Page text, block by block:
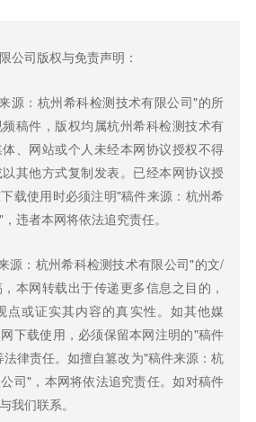
公司版权与免责声明：
源：杭州希科检测技术有限公司"的所
稿件，版权均属杭州希科检测技术有
、网站或个人未经本网协议授权不得
其他方式复制发表。已经本网协议授
载使用时必须注明"稿件来源：杭州希
违者本网将依法追究责任。
源：杭州希科检测技术有限公司"的文/
本网转载出于传递更多信息之目的，
点或证实其内容的真实性。如其他媒
下载使用，必须保留本网注明的"稿件
律责任。如擅自篡改为"稿件来源：杭
司"，本网将依法追究责任。如对稿件
我们联系。